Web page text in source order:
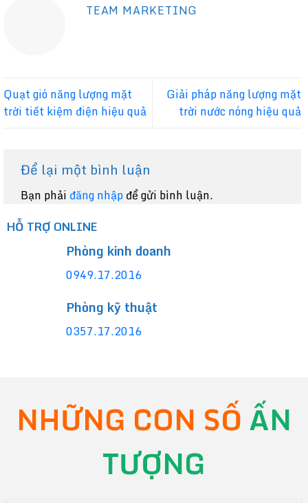
TEAM MARKETING
Quạt gió năng lượng mặt
trời tiết kiệm điện hiệu quả
Giải pháp năng lượng mặt
trời nước nóng hiệu quả
Để lại một bình luận
Bạn phải đăng nhậpđể gửi bình luận.
HỖ TRỢ ONLINE
Phòng kinh doanh
0949.17.2016
Phòng kỹ thuật
0357.17.2016
NHỮNG CON SỐ ẤN
TƯỢNG